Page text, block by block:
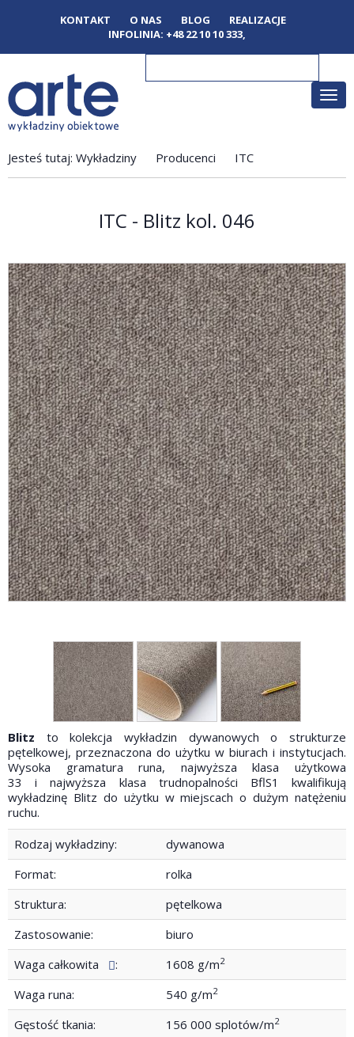
KONTAKT O NAS BLOG
REALIZACJE
INFOLINIA: +48 22 10 10 333,
Jesteś tutaj: Wykładziny Producenci ITC
ITC - Blitz kol. 046
Blitz to kolekcja wykładzin dywanowych o strukturze
pętelkowej, przeznaczona do użytku w biurach i instytucjach.
Wysoka gramatura runa, najwyższa klasa użytkowa
33 i najwyższa klasa trudnopalności BflS1 kwalifikują
wykładzinę Blitz do użytku w miejscach o dużym natężeniu
ruchu.
Rodzaj wykładziny:
dywanowa
Format:
rolka
Struktura:
pętelkowa
Zastosowanie:
biuro
Waga całkowita
: 1608 g/m2
Waga runa: 540 g/m2
Gęstość tkania: 156 000 splotów/m2